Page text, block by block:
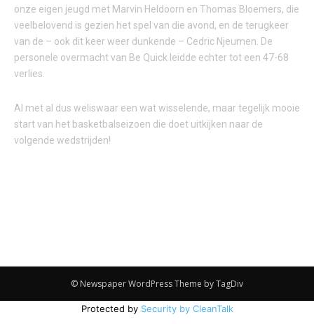
onze eigen jeugd met Marvin Heldoorn en Thomas Bloemers, die
veelbelovend is gezien het spel van die avond, en de terugkeer
van de – ook dit keer weer dunkende – Cedric Njeumen. De
personele overmacht van Be Quick leidde echter tot een 47-68
verlies.
Al met al dus weliswaar een wat wisselende, maar tegelijk mooie
start van het basketbalseizoen die doet uitkijken naar de
volgende wedstrijden!
© Newspaper WordPress Theme by TagDiv
Protected by Security by CleanTalk